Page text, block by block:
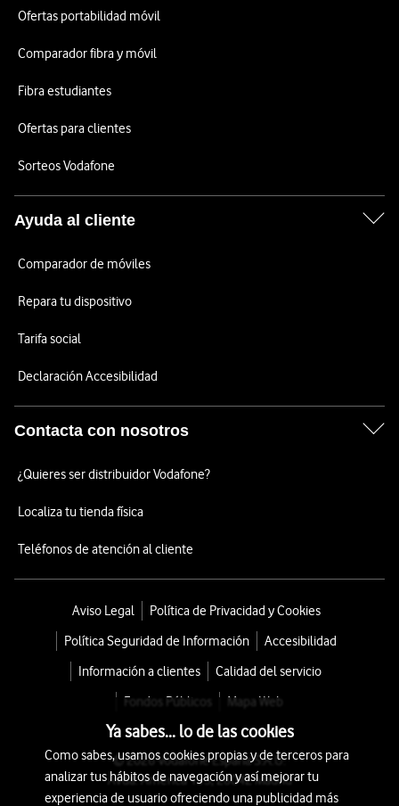
Ofertas portabilidad móvil
Comparador fibra y móvil
Fibra estudiantes
Ofertas para clientes
Sorteos Vodafone
Ayuda al cliente
Comparador de móviles
Repara tu dispositivo
Tarifa social
Declaración Accesibilidad
Contacta con nosotros
¿Quieres ser distribuidor Vodafone?
Localiza tu tienda física
Teléfonos de atención al cliente
Aviso Legal
Política de Privacidad y Cookies
Política Seguridad de Información
Accesibilidad
Información a clientes
Calidad del servicio
Fondos Públicos
Mapa Web
© 2026 Vodafone España S.A.U.
Avda. América 115, 28042 Madrid
Ya sabes... lo de las cookies
Como sabes, usamos cookies propias y de terceros para
analizar tus hábitos de navegación y así mejorar tu
experiencia de usuario ofreciendo una publicidad más